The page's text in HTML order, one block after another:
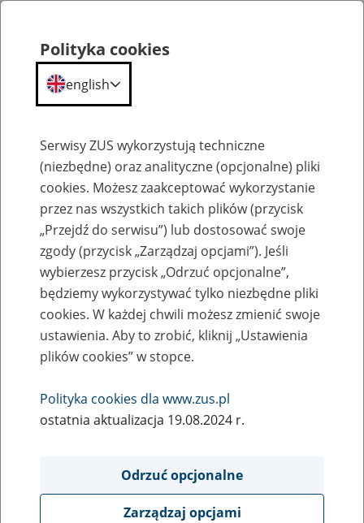
Szkolenia
Zaproś ZUS do siebie - zakładanie profili
eZUS w siedzibie Twojej firmy
Rodzaj wydarzenia
Szkolenia
obsługa klientów
Polityka cookies
english
Serwisy ZUS wykorzystują techniczne
(niezbędne) oraz analityczne (opcjonalne) pliki
cookies. Możesz zaakceptować wykorzystanie
przez nas wszystkich takich plików (przycisk
„Przejdź do serwisu”) lub dostosować swoje
zgody (przycisk „Zarządzaj opcjami”). Jeśli
wybierzesz przycisk „Odrzuć opcjonalne”,
będziemy wykorzystywać tylko niezbędne pliki
cookies. W każdej chwili możesz zmienić swoje
ustawienia. Aby to zrobić, kliknij „Ustawienia
plików cookies” w stopce.
Polityka cookies dla www.zus.pl
ostatnia aktualizacja 19.08.2024 r.
Odrzuć opcjonalne
Zarządzaj opcjami